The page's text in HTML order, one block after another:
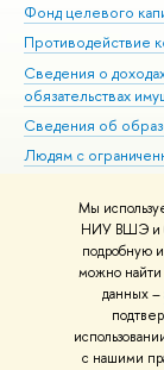
Мы
НИУ ВШЭ и
подробную
можно найти
данных –
с нашими
Фонд целевого
Противодействие
Сведения о
обязательствах
Сведения об
Людям с
Работа в Вышке
© НИУ ВШЭ
материалов